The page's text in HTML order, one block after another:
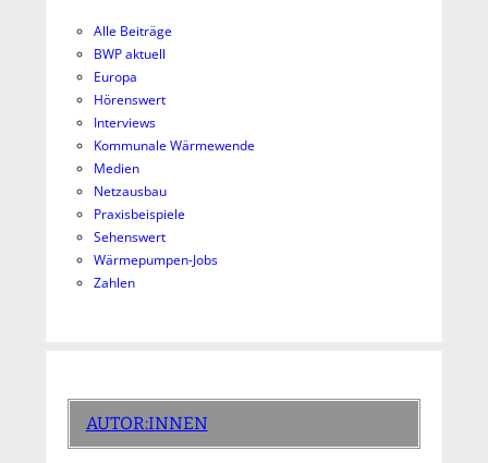
Alle Beiträge
BWP aktuell
Europa
Hörenswert
Interviews
Kommunale Wärmewende
Medien
Netzausbau
Praxisbeispiele
Sehenswert
Wärmepumpen-Jobs
Zahlen
AUTOR:INNEN